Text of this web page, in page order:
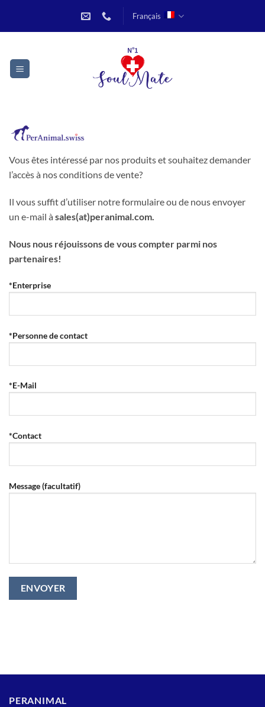
Français
Vous êtes intéressé par nos produits et souhaitez demander
l’accès à nos conditions de vente?
Il vous suffit d’utiliser notre formulaire ou de nous envoyer
un e-mail à sales(at)peranimal.com.
Nous nous réjouissons de vous compter parmi nos
partenaires!
*Enterprise
*Personne de contact
*E-Mail
*Contact
Message (facultatif)
PERANIMAL